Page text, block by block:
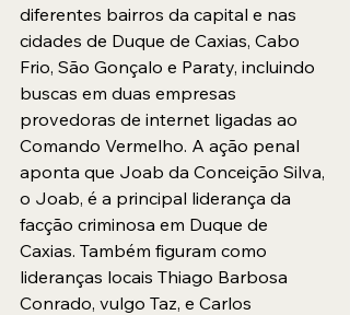
diferentes bairros da capital e nas
cidades de Duque de Caxias, Cabo
Frio, São Gonçalo e Paraty, incluindo
buscas em duas empresas
provedoras de internet ligadas ao
Comando Vermelho. A ação penal
aponta que Joab da Conceição Silva,
o Joab, é a principal liderança da
facção criminosa em Duque de
Caxias. Também figuram como
lideranças locais Thiago Barbosa
Conrado, vulgo Taz, e Carlos